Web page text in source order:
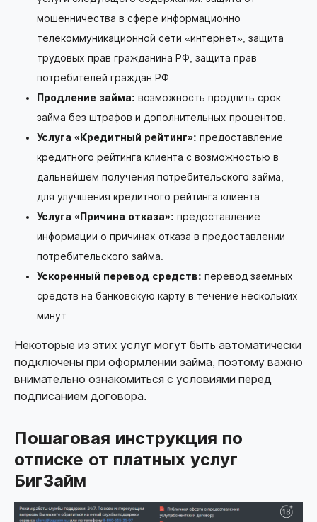
мошенничества в сфере информационно
телекоммуникационной сети «интернет», защита
трудовых прав гражданина РФ, защита прав
потребителей граждан РФ.
Продление займа: возможность продлить срок
займа без штрафов и дополнительных процентов.
Услуга «Кредитный рейтинг»: предоставление
кредитного рейтинга клиента с возможностью в
дальнейшем получения потребительского займа,
для улучшения кредитного рейтинга клиента.
Услуга «Причина отказа»: предоставление
информации о причинах отказа в предоставлении
потребительского займа.
Ускоренный перевод средств: перевод заемных
средств на банковскую карту в течение нескольких
минут.
Некоторые из этих услуг могут быть автоматически
подключены при оформлении займа, поэтому важно
внимательно ознакомиться с условиями перед
подписанием договора.
Пошаговая инструкция по
отписке от платных услуг
БигЗайм